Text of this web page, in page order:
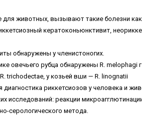
для животных, вызывают такие болезни
кератоконьюнктивит,
обнаружены у членистоногих.
овечьего рубца обнаружены R. melophagi
trichodectae, у козьей вши — R. linognatii
диагностика риккетсиозов у человека и
исследований: реакции
серологического метода.